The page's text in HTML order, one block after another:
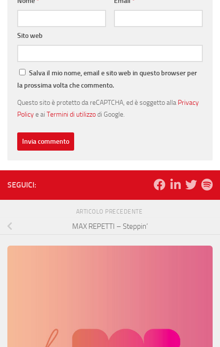
Sito web
Salva il mio nome, email e sito web in questo browser per
la prossima volta che commento.
Questo sito è protetto da reCAPTCHA, ed è soggetto alla Privacy
Policye ai Termini di utilizzodi Google.
SEGUICI:
ARTICOLO PRECEDENTE
MAX REPETTI – Steppin’